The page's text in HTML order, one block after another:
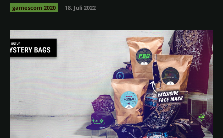
gamescom 2020 18. Juli 2022